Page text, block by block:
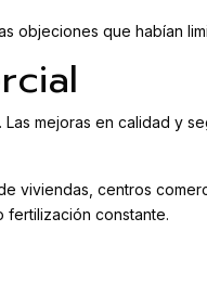
objeciones que habían
mejoras en calidad y
viviendas, centros
constante.